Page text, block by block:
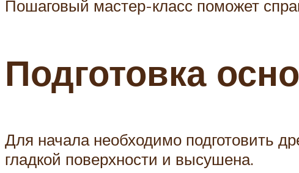
Пошаговый мастер-класс поможет
Подготовка
Для начала необходимо подготовить
гладкой поверхности и высушена.